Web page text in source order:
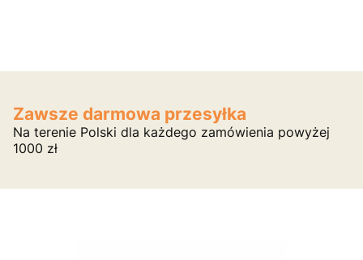
Zawsze darmowa przesyłka
Na terenie Polski dla każdego zamówienia powyżej
1000 zł